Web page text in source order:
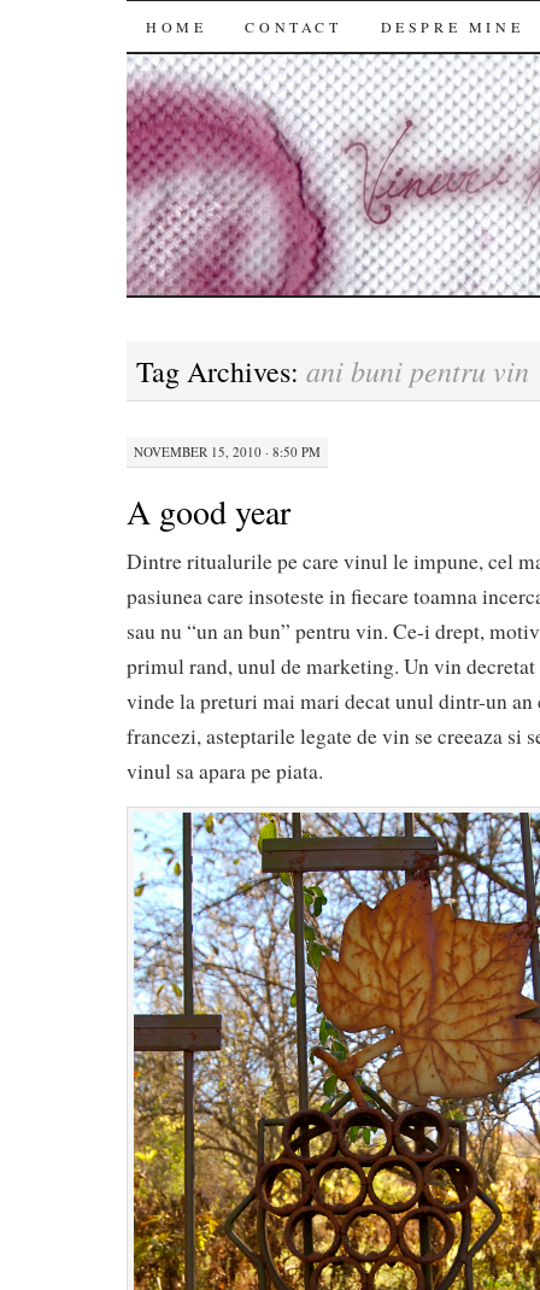
SKIP
TO
CONTENT
HOME CONTACT DESPRE MINE
Tag Archives: ani buni pentru vin
NOVEMBER 15, 2010 · 8:50 PM
A good year
Dintre ritualurile pe care vinul le impune, cel
pasiunea care insoteste in fiecare toamna
sau nu “un an bun” pentru vin. Ce-i drept,
primul rand, unul de marketing. Un vin
vinde la preturi mai mari decat unul dintr-un an
francezi, asteptarile legate de vin se creeaza si
vinul sa apara pe piata.